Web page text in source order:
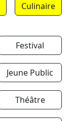
Culinaire
Festival
Jeune Public
Théâtre